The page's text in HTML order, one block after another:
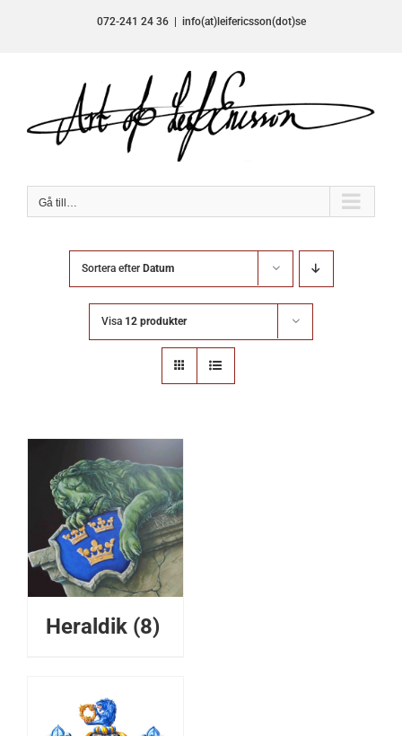
072-241 24 36 info(at)leifericsson(dot)se
Gå till…
Sortera efter Datum
Visa 12 produkter
Heraldik (8)